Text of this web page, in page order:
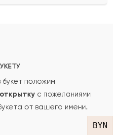
BYN
положим
с пожеланиями
от вашего имени.